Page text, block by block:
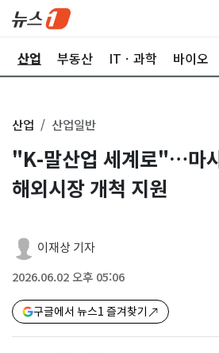
산업 부동산 ITㆍ과학 바이오
산업 산업일반
"K-말산업 세계로"…마
해외시장 개척 지원
이재상 기자
2026.06.02 오후 05:06
구글에서 뉴스1 즐겨찾기